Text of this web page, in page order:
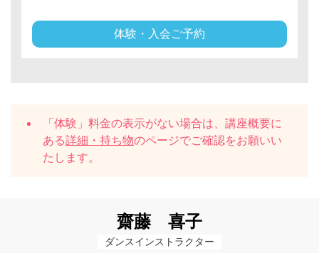
体験・入会ご予約
「体験」料金の表示がない場合は、講座概要に
ある詳細・持ち物のページでご確認をお願いい
たします。
齋藤 喜子
ダンスインストラクター